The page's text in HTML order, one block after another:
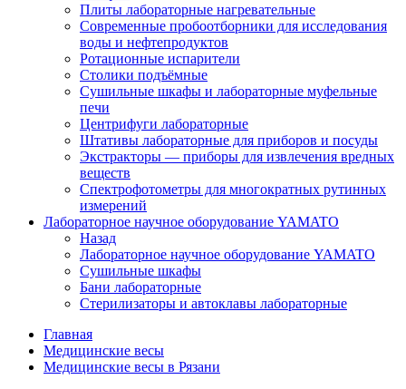
Плиты лабораторные нагревательные
Современные пробоотборники для исследования
воды и нефтепродуктов
Ротационные испарители
Столики подъёмные
Сушильные шкафы и лабораторные муфельные
печи
Центрифуги лабораторные
Штативы лабораторные для приборов и посуды
Экстракторы — приборы для извлечения вредных
веществ
Спектрофотометры для многократных рутинных
измерений
Лабораторное научное оборудование YAMATO
Назад
Лабораторное научное оборудование YAMATO
Сушильные шкафы
Бани лабораторные
Стерилизаторы и автоклавы лабораторные
Главная
Медицинские весы
Медицинские весы в Рязани